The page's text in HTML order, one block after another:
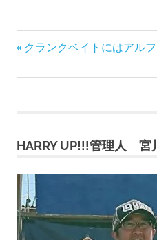
投
稿
ビ
ー
シ
前
記
クランクベイトにはアルフ
HARRY UP!!!管理人